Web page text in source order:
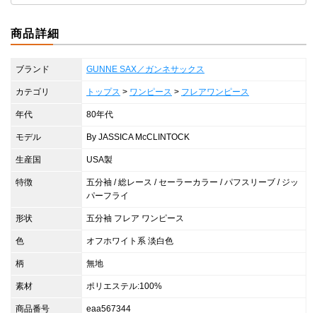
商品詳細
ブランド GUNNE SAX／ガンネサックス
カテゴリ トップス > ワンピース > フレアワンピース
年代 80年代
モデル By JASSICA McCLINTOCK
生産国 USA製
特徴
五分袖 / 総レース / セーラーカラー / パフスリーブ / ジッ
パーフライ
形状 五分袖 フレア ワンピース
色 オフホワイト系 淡白色
柄 無地
素材 ポリエステル:100%
商品番号 eaa567344